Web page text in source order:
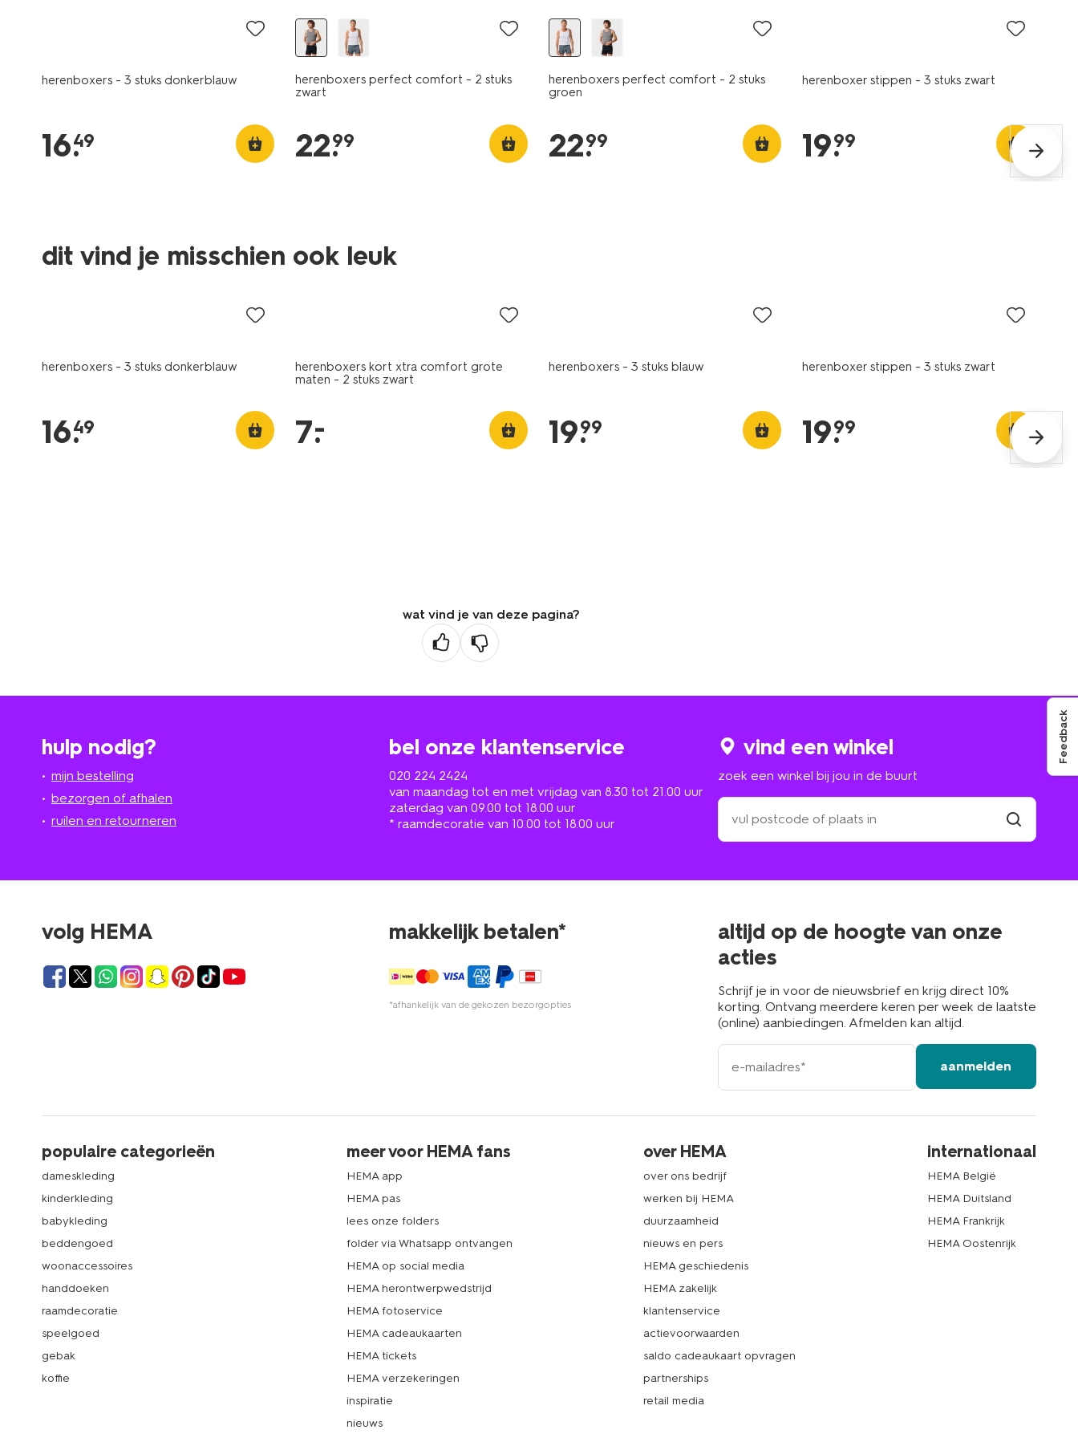
herenboxers - 3 stuks donkerblauw
16.
49
herenboxers perfect comfort - 2 stuks
zwart
22.
99
herenboxers perfect comfort - 2 stuks
groen
22.
99
herenboxer stippen - 3 stuks zwart
19.
99
dit vind je misschien ook leuk
3 stuks
herenboxers - 3 stuks donkerblauw
16.
49
2 stuks
herenboxers kort xtra comfort grote
maten - 2 stuks zwart
7.
–
herenboxers - 3 stuks blauw
19.
99
herenboxer stippen - 3 stuks zwart
19.
99
wat vind je van deze pagina?
hulp nodig?
mijn bestelling
bezorgen of afhalen
ruilen en retourneren
bel onze klantenservice
020 224 2424
van maandag tot en met vrijdag van 8.30 tot 21.00 uur
zaterdag van 09.00 tot 18.00 uur
* raamdecoratie van 10.00 tot 18.00 uur
vind een winkel
zoek een winkel bij jou in de buurt
zoek
een
winkel
in
volg HEMA makkelijk betalen*
*afhankelijk van de gekozen bezorgopties
altijd op de hoogte van onze
acties
Schrijf je in voor de nieuwsbrief en krijg direct 10%
korting. Ontvang meerdere keren per week de laatste
(online) aanbiedingen. Afmelden kan altijd.
e-
mailadres
aanmelden
populaire categorieën
dameskleding
kinderkleding
babykleding
beddengoed
woonaccessoires
handdoeken
raamdecoratie
speelgoed
gebak
koffie
meer voor HEMA fans
HEMA app
HEMA pas
lees onze folders
folder via Whatsapp ontvangen
HEMA op social media
HEMA herontwerpwedstrijd
HEMA fotoservice
HEMA cadeaukaarten
HEMA tickets
HEMA verzekeringen
inspiratie
nieuws
over HEMA
over ons bedrijf
werken bij HEMA
duurzaamheid
nieuws en pers
HEMA geschiedenis
HEMA zakelijk
klantenservice
actievoorwaarden
saldo cadeaukaart opvragen
partnerships
retail media
internationaal
HEMA België
HEMA Duitsland
HEMA Frankrijk
HEMA Oostenrijk
Feedback